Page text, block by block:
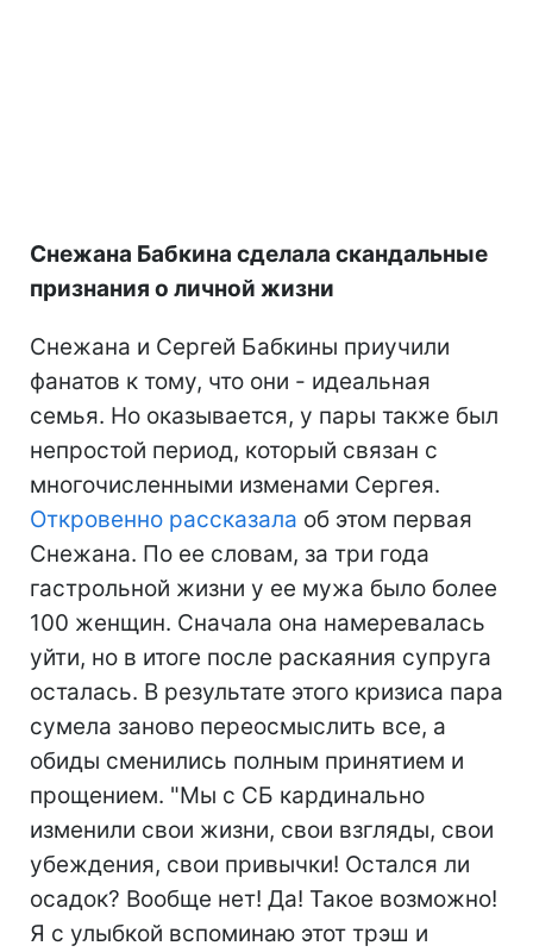
Снежана Бабкина сделала скандальные
признания о личной жизни
Снежана и Сергей Бабкины приучили
фанатов к тому, что они - идеальная
семья. Но оказывается, у пары также был
непростой период, который связан с
многочисленными изменами Сергея.
Откровенно рассказала об этом первая
Снежана. По ее словам, за три года
гастрольной жизни у ее мужа было более
100 женщин. Сначала она намеревалась
уйти, но в итоге после раскаяния супруга
осталась. В результате этого кризиса пара
сумела заново переосмыслить все, а
обиды сменились полным принятием и
прощением. "Мы с СБ кардинально
изменили свои жизни, свои взгляды, свои
убеждения, свои привычки! Остался ли
осадок? Вообще нет! Да! Такое возможно!
Я с улыбкой вспоминаю этот трэш и